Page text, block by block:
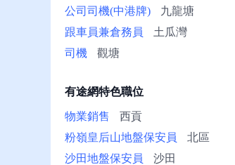
公司司機(中港牌)
九龍塘
跟車員兼倉務員
土瓜灣
司機
觀塘
有途網特色職位
物業銷售
西貢
粉嶺皇后山地盤保安員
北區
沙田地盤保安員
沙田